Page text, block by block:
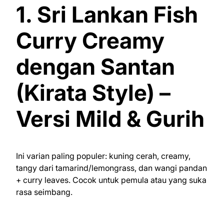
1. Sri Lankan Fish
Curry Creamy
dengan Santan
(Kirata Style) –
Versi Mild & Gurih
Ini varian paling populer: kuning cerah, creamy,
tangy dari tamarind/lemongrass, dan wangi pandan
+ curry leaves. Cocok untuk pemula atau yang suka
rasa seimbang.